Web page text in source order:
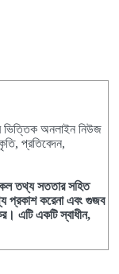
ভিত্তিক অনলাইন নিউজ
প্রতিবেদন,
তথ্য সততার সহিত
প্রকাশ করেনা এবং গুজব
এটি একটি স্বাধীন,